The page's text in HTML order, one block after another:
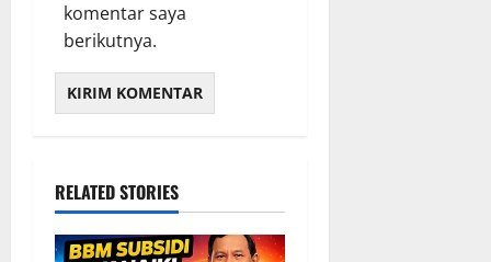
komentar saya
berikutnya.
RELATED STORIES